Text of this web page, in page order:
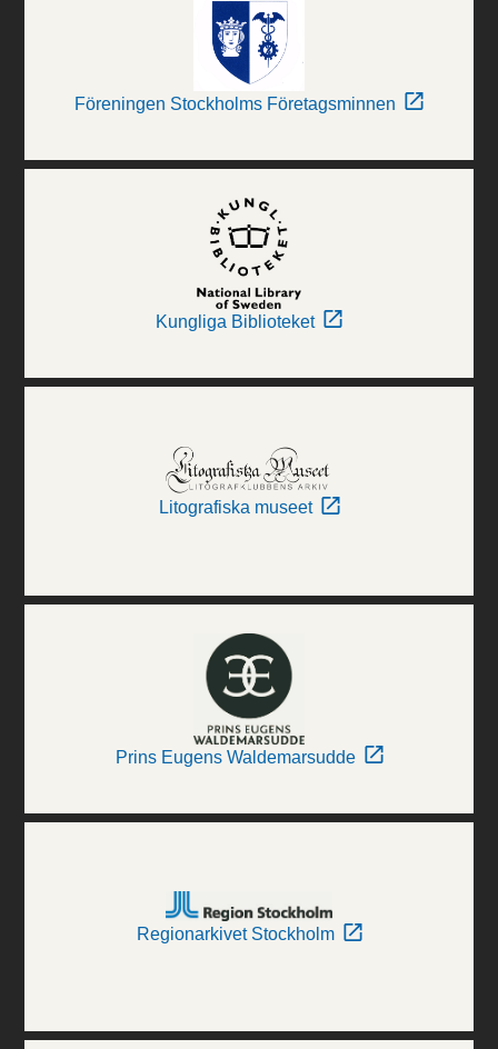
Föreningen Stockholms Företagsminnen
Kungliga Biblioteket
Litografiska museet
Prins Eugens Waldemarsudde
Regionarkivet Stockholm